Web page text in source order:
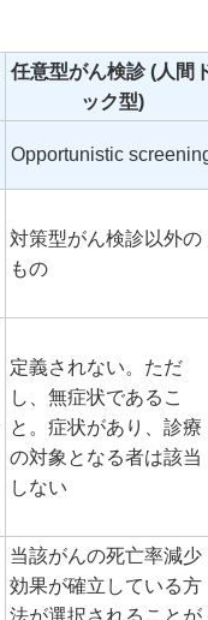
任意型がん検診 (人間
ック型)
Opportunistic
対策型がん検診以外の
もの
定義されない。ただ
し、無症状であるこ
と。症状があり、診療
の対象となる者は該当
しない
当該がんの死亡率減少
効果が確立している方
法が選択されることが